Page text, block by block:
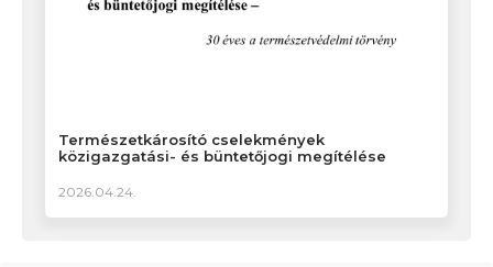
Természetkárosító cselekmények
közigazgatási- és büntetőjogi megítélése
2026.04.24.